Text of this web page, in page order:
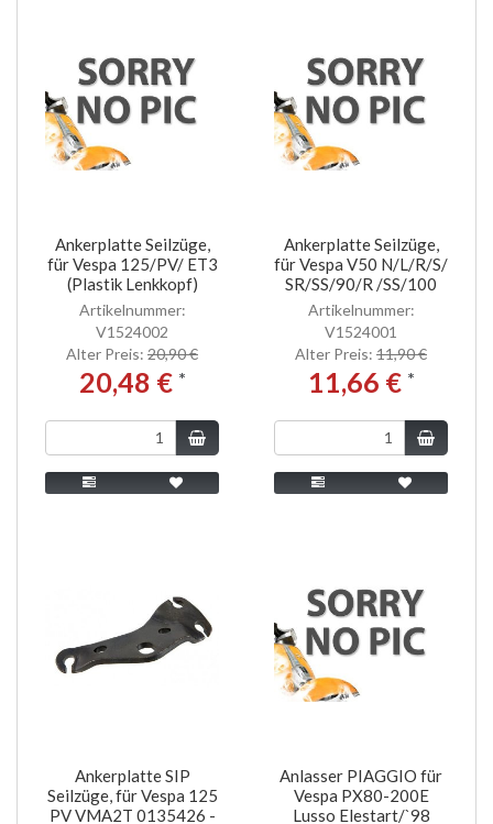
Ankerplatte Seilzüge,
für Vespa 125/PV/ ET3
(Plastik Lenkkopf)
Artikelnummer:
V1524002
Alter Preis: 20,90 €
20,48 € *
Ankerplatte Seilzüge,
für Vespa V50 N/L/R/S/
SR/SS/90/R /SS/100
Artikelnummer:
V1524001
Alter Preis: 11,90 €
11,66 € *
Ankerplatte SIP
Seilzüge, für Vespa 125
PV VMA2T 0135426 -
Anlasser PIAGGIO für
Vespa PX80-200E
Lusso Elestart/`98